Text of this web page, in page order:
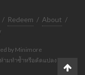
/ Redeem / About /
by Minimore
ามทำซ้ำหรือดัดแปลง